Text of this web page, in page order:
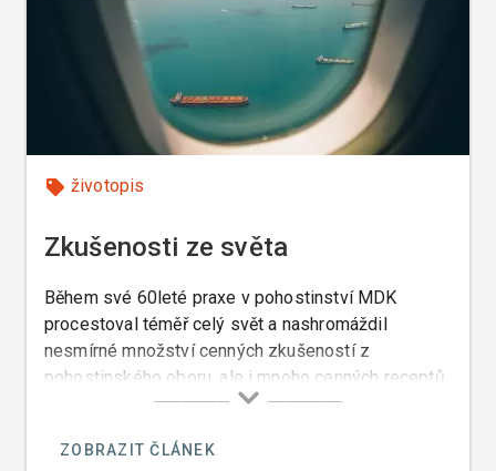
životopis
Zkušenosti ze světa
Během své 60leté praxe v pohostinství MDK
procestoval téměř celý svět a nashromáždil
nesmírné množství cenných zkušeností z
pohostinského oboru, ale i mnoho cenných receptů
na jídla a nápoje téměř všech etnických kuchyní
pracoval jako šéfkuchař.
ZOBRAZIT ČLÁNEK